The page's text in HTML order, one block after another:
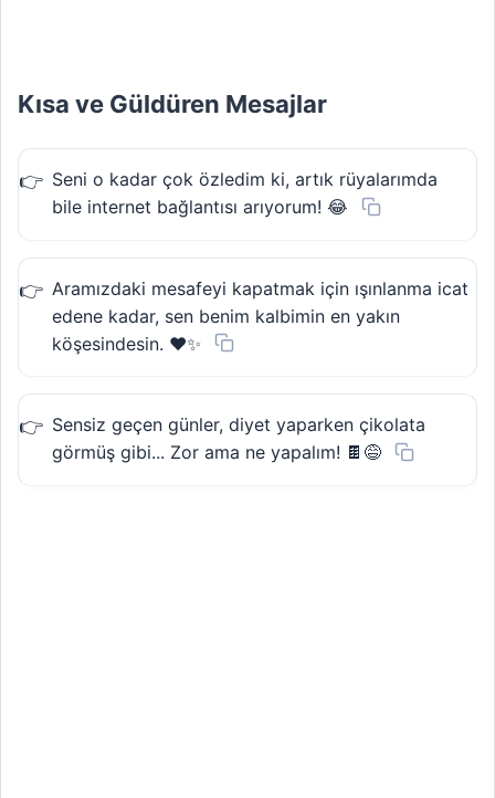
Kısa ve Güldüren Mesajlar
Seni o kadar çok özledim ki, artık rüyalarımda
bile internet bağlantısı arıyorum! 😂
Aramızdaki mesafeyi kapatmak için ışınlanma icat
edene kadar, sen benim kalbimin en yakın
köşesindesin. ❤️✨
Sensiz geçen günler, diyet yaparken çikolata
görmüş gibi... Zor ama ne yapalım! 🍫😅